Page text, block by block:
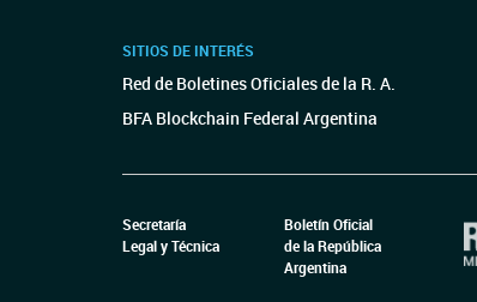
SITIOS DE INTERÉS
Red de Boletines Oficiales de la R. A.
BFA Blockchain Federal Argentina
Secretaría
Legal y Técnica
Boletín Oficial
de la República
Argentina